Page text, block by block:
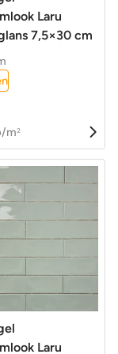
Laru
7,5×30 cm
m2
Laru